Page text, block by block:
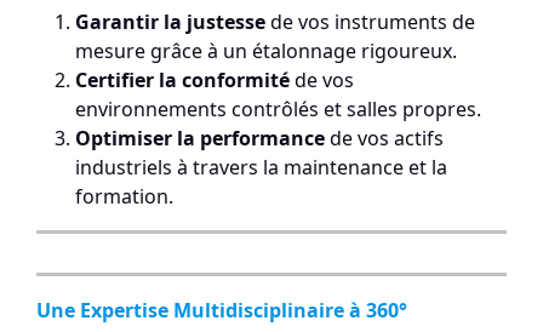
Garantir la justessede vos instruments de
mesure grâce à un étalonnage rigoureux.
Certifier la conformitéde vos
environnements contrôlés et salles propres.
Optimiser la performancede vos actifs
industriels à travers la maintenance et la
formation.
Une Expertise Multidisciplinaire à 360°